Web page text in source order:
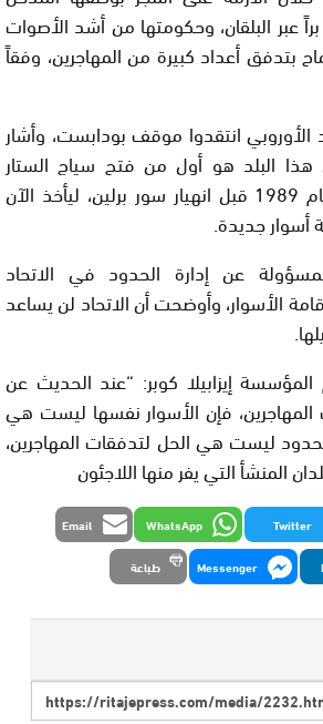
عبر البلقان، وحكومتها من أشد الأصوات
بتدفق أعداد كبيرة من المهاجرين، وفقاً
الأوروبي انتقدوا موقف بودابست، وأشار
البلد هو أول من فتح سياج الستار
الحديدي مع النسما عام 1989 قبل انهيار سور برلين، ليأخذ الآن
أسوار جديدة.
عن إدارة الحدود في الاتحاد
الأسوار، وأوضحت أن الاتحاد لن يساعد
إيزابيلا كوبر: “عند الحديث عن
فإن الأسوار نفسها ليست هي
ليست هي الحل لتدفقات المهاجرين،
المنشأ التي يفر منها اللاجئون
Twitter
WhatsApp
Email
Messenger طباعة